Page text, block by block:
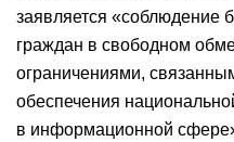
заявляется «соблюдение
граждан в свободном
ограничениями,
обеспечения
в информационной